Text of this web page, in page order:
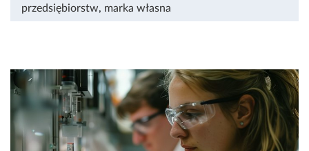
przedsiębiorstw, marka własna